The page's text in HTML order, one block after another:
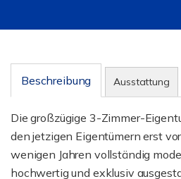
Beschreibung Ausstattung
Die großzügige 3-Zimmer-
den jetzigen Eigentümern erst vor
wenigen Jahren vollständig
hochwertig und exklusiv